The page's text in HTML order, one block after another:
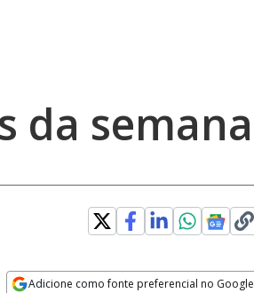
da semana
Adicione como fonte preferencial no Google